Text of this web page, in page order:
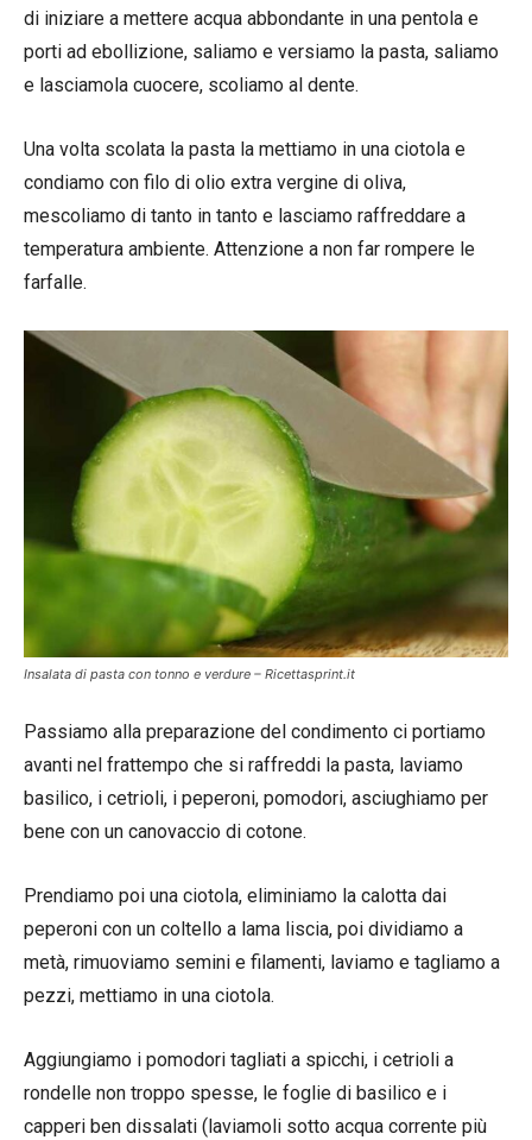
di iniziare a mettere acqua abbondante in una pentola e
porti ad ebollizione, saliamo e versiamo la pasta, saliamo
e lasciamola cuocere, scoliamo al dente.
Una volta scolata la pasta la mettiamo in una ciotola e
condiamo con filo di olio extra vergine di oliva,
mescoliamo di tanto in tanto e lasciamo raffreddare a
temperatura ambiente. Attenzione a non far rompere le
farfalle.
Insalata di pasta con tonno e verdure – Ricettasprint.it
Passiamo alla preparazione del condimento ci portiamo
avanti nel frattempo che si raffreddi la pasta, laviamo
basilico, i cetrioli, i peperoni, pomodori, asciughiamo per
bene con un canovaccio di cotone.
Prendiamo poi una ciotola, eliminiamo la calotta dai
peperoni con un coltello a lama liscia, poi dividiamo a
metà, rimuoviamo semini e filamenti, laviamo e tagliamo a
pezzi, mettiamo in una ciotola.
Aggiungiamo i pomodori tagliati a spicchi, i cetrioli a
rondelle non troppo spesse, le foglie di basilico e i
capperi ben dissalati (laviamoli sotto acqua corrente più